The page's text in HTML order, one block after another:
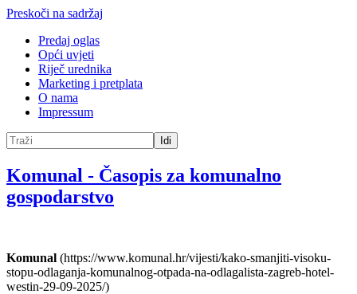
Preskoči na sadržaj
Predaj oglas
Opći uvjeti
Riječ urednika
Marketing i pretplata
O nama
Impressum
Idi
Komunal - Časopis za komunalno
gospodarstvo
Komunal (https://www.komunal.hr/vijesti/kako-smanjiti-visoku-
stopu-odlaganja-komunalnog-otpada-na-odlagalista-zagreb-hotel-
westin-29-09-2025/)